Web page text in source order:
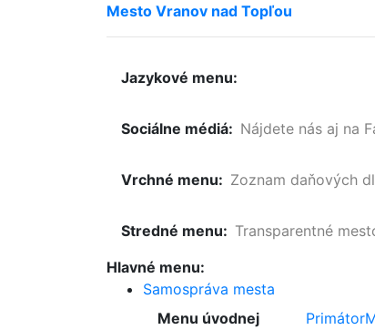
Mesto Vranov nad Topľou
Jazykové menu:
Sociálne médiá: Nájdete nás aj na
Vrchné menu: Zoznam daňových
Stredné menu: Transparentné
Hlavné menu:
Samospráva mesta
Menu úvodnej
Primátor